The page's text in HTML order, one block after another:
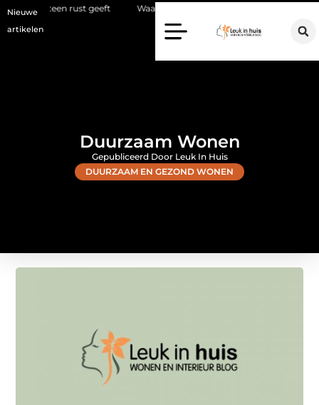
Nieuwe
artikelen
geeft Waarom een makelaar in Hilversum nu het verschil maakt
Duurzaam Wonen
DUURZAAM EN GEZOND WONEN
Gepubliceerd Door Leuk In Huis